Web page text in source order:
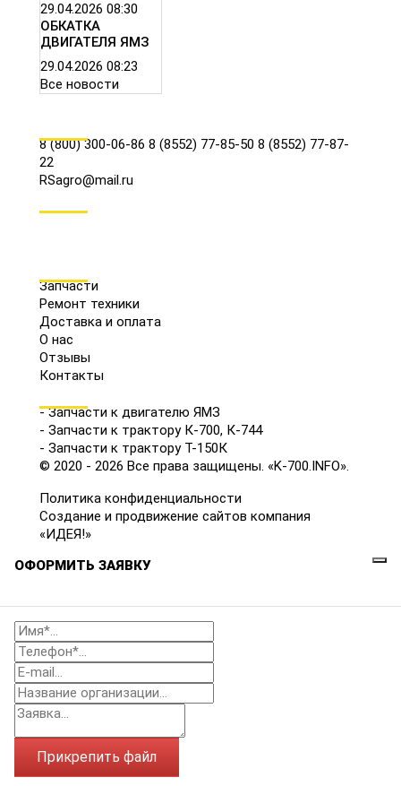
29.04.2026 08:30
ОБКАТКА
ДВИГАТЕЛЯ ЯМЗ
29.04.2026 08:23
Все новости
8 (800) 300-06-86 8 (8552) 77-85-50 8 (8552) 77-87-
22
RSagro@mail.ru
Запчасти
Ремонт техники
Доставка и оплата
О нас
Отзывы
Контакты
- Запчасти к двигателю ЯМЗ
- Запчасти к трактору К-700, К-744
- Запчасти к трактору Т-150К
© 2020 - 2026 Все права защищены. «K-700.INFO».
Политика конфиденциальности
Создание и продвижение сайтов компания
«ИДЕЯ!»
ОФОРМИТЬ ЗАЯВКУ
Прикрепить файл